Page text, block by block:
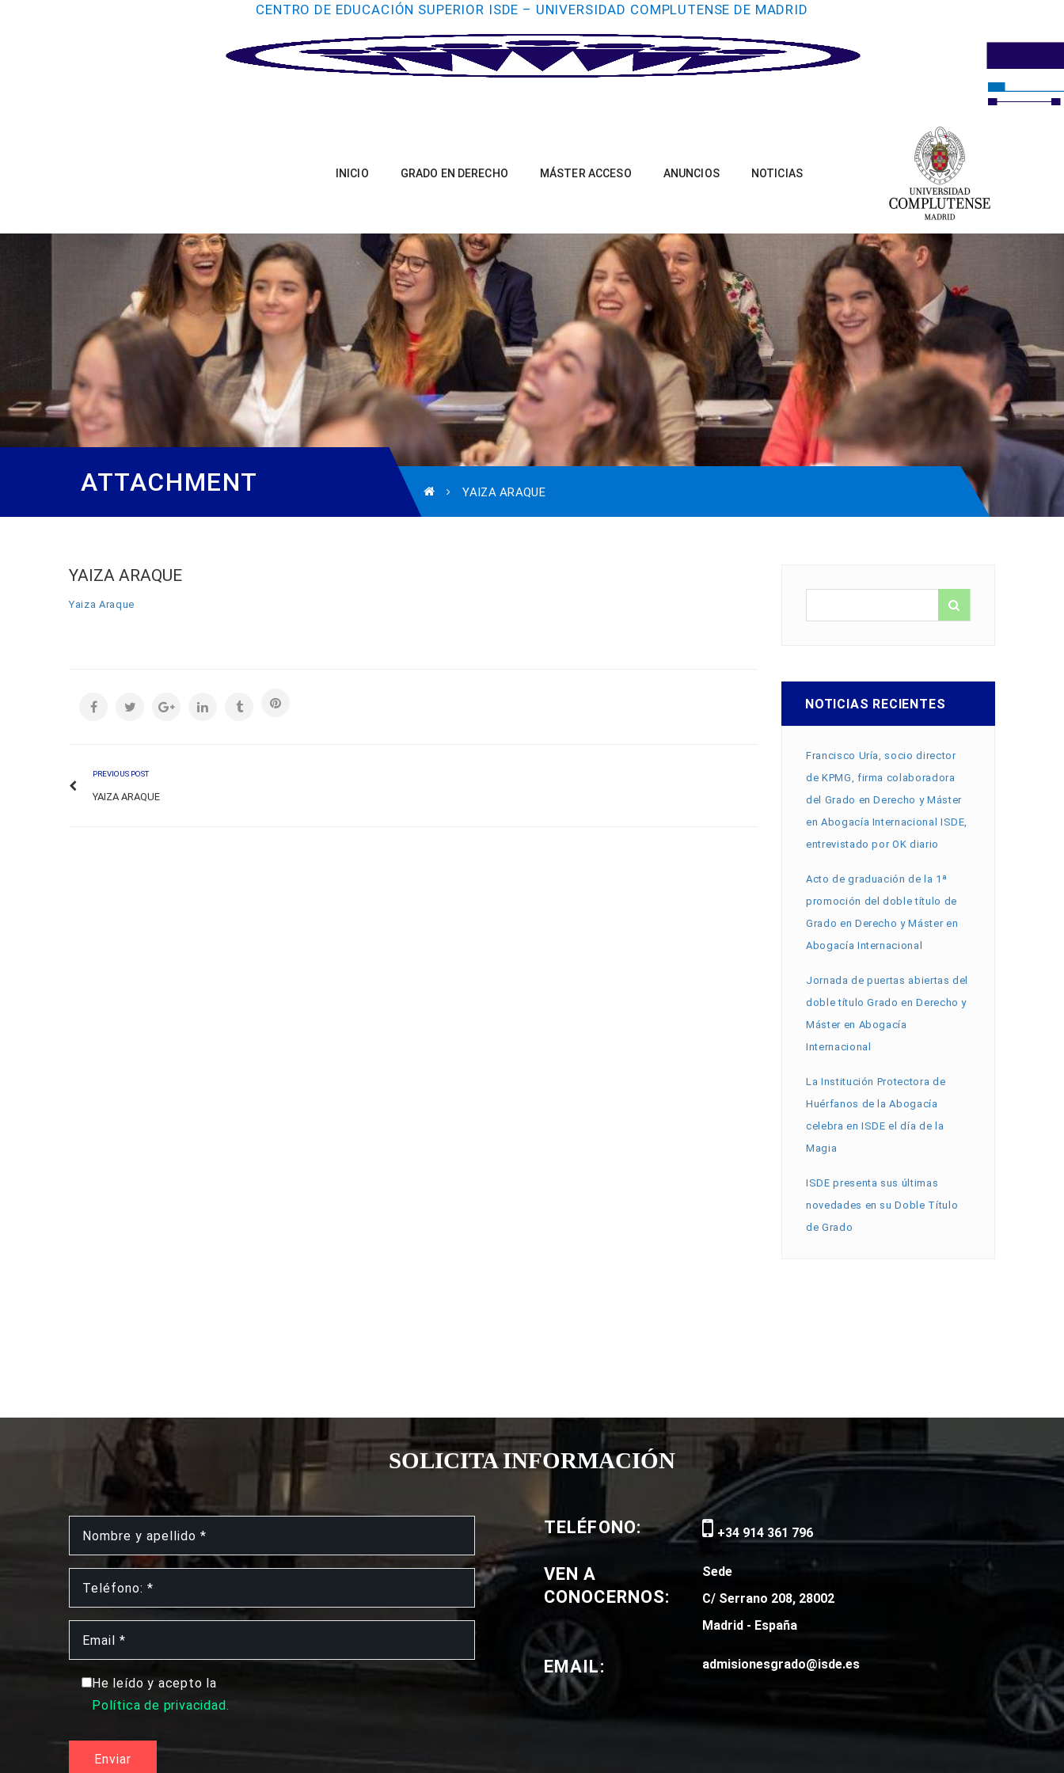
CENTRO DE EDUCACIÓN SUPERIOR ISDE – UNIVERSIDAD COMPLUTENSE DE MADRID
INICIO GRADO EN DERECHO MÁSTER ACCESO ANUNCIOS NOTICIAS
ATTACHMENT YAIZA ARAQUE
YAIZA ARAQUE
Yaiza Araque
PREVIOUS POST
YAIZA ARAQUE
NOTICIAS RECIENTES
Francisco Uría, socio director
de KPMG, firma colaboradora
del Grado en Derecho y Máster
en Abogacía Internacional ISDE,
entrevistado por OK diario
Acto de graduación de la 1ª
promoción del doble título de
Grado en Derecho y Máster en
Abogacía Internacional
Jornada de puertas abiertas del
doble título Grado en Derecho y
Máster en Abogacía
Internacional
La Institución Protectora de
Huérfanos de la Abogacía
celebra en ISDE el día de la
Magia
ISDE presenta sus últimas
novedades en su Doble Título
de Grado
SOLICITA INFORMACIÓN
He leído y acepto la
Política de privacidad.
TELÉFONO: +34 914 361 796
VEN A
CONOCERNOS:
Sede
C/ Serrano 208, 28002
Madrid - España
EMAIL: admisionesgrado@isde.es